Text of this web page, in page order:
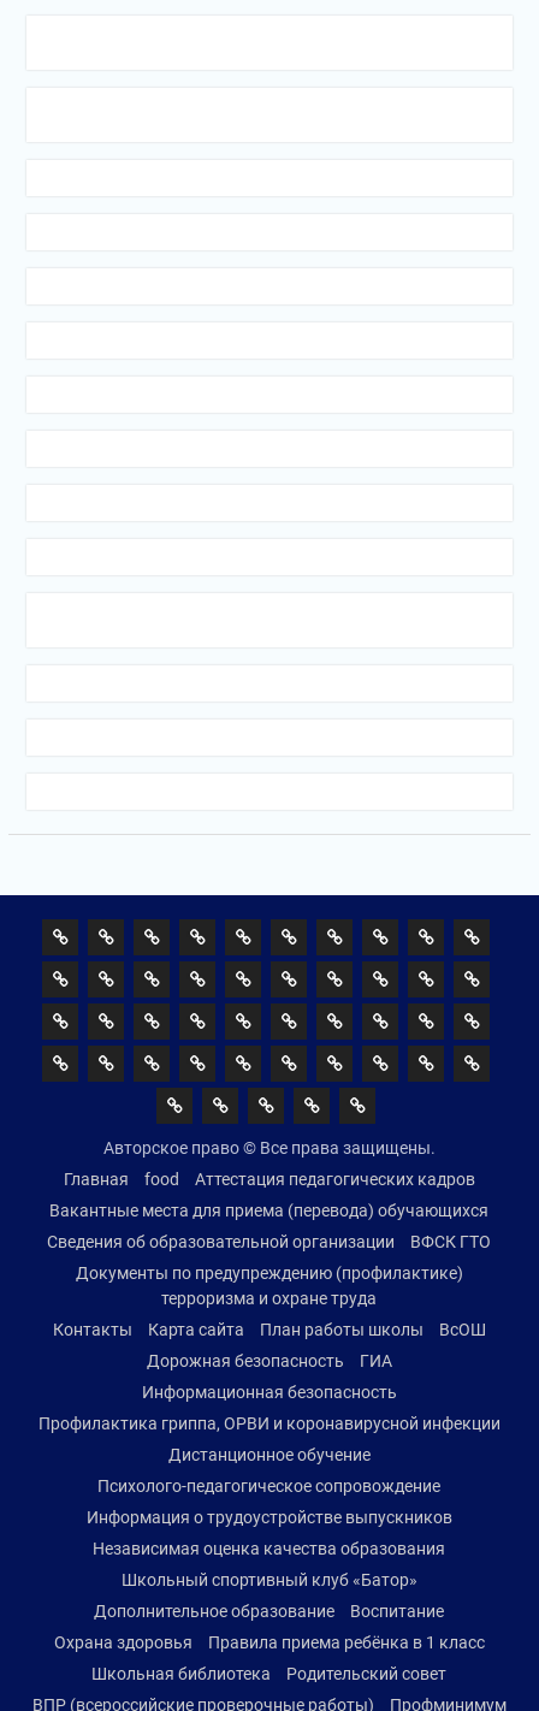
Авторское право © Все права защищены.
Главная
food
Аттестация педагогических кадров
Вакантные места для приема (перевода) обучающихся
Сведения об образовательной организации
ВФСК ГТО
Документы по предупреждению (профилактике)
терроризма и охране труда
Контакты
Карта сайта План работы школы
ВсОШ
Дорожная безопасность
ГИА
Информационная безопасность
Профилактика гриппа, ОРВИ и коронавирусной инфекции
Дистанционное обучение
Психолого-педагогическое сопровождение
Информация о трудоустройстве выпускников
Независимая оценка качества образования
Школьный спортивный клуб «Батор»
Дополнительное образование
Воспитание
Охрана здоровья
Правила приема ребёнка в 1 класс
Школьная библиотека
Родительский совет
ВПР (всероссийские проверочные работы)
Профминимум